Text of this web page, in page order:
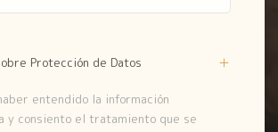
Protección de Datos
entendido la información
y consiento el tratamiento que se